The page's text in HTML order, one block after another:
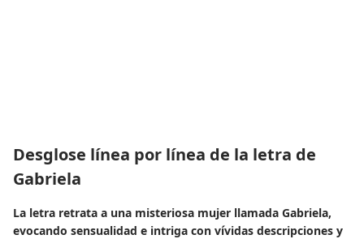
Desglose línea por línea de la letra de
Gabriela
La letra retrata a una misteriosa mujer llamada Gabriela,
evocando sensualidad e intriga con vívidas descripciones y